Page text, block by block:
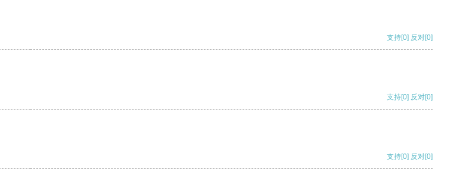
支持[0] 反对[0]
支持[0] 反对[0]
支持[0] 反对[0]